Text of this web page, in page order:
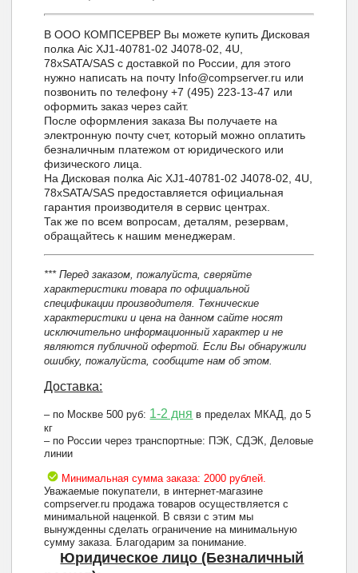
В ООО КОМПСЕРВЕР Вы можете купить Дисковая
полка Aic XJ1-40781-02 J4078-02, 4U,
78xSATA/SAS с доставкой по России, для этого
нужно написать на почту Info@compserver.ru или
позвонить по телефону +7 (495) 223-13-47 или
оформить заказ через сайт.
После оформления заказа Вы получаете на
электронную почту счет, который можно оплатить
безналичным платежом от юридического или
физического лица.
На Дисковая полка Aic XJ1-40781-02 J4078-02, 4U,
78xSATA/SAS предоставляется официальная
гарантия производителя в сервис центрах.
Так же по всем вопросам, деталям, резервам,
обращайтесь к нашим менеджерам.
*** Перед заказом, пожалуйста, сверяйте
характеристики товара по официальной
спецификации производителя. Технические
характеристики и цена на данном сайте носят
исключительно информационный характер и не
являются публичной офертой. Если Вы обнаружили
ошибку, пожалуйста, сообщите нам об этом.
Доставка:
– по Москве 500 руб: 1-2 дня в пределах МКАД, до 5
кг
– по России через транспортные: ПЭК, СДЭК, Деловые
линии
Минимальная сумма заказа: 2000 рублей.
Уважаемые покупатели, в интернет-магазине
compserver.ru продажа товаров осуществляется с
минимальной наценкой. В связи с этим мы
вынужденны сделать ограничение на минимальную
сумму заказа. Благодарим за понимание.
Юридическое лицо (Безналичный